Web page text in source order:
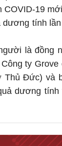
COVID-19
dương tính
là đồng
ty
Thủ Đức) và
dương tính